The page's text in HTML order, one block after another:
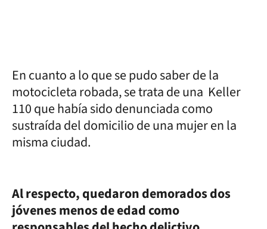
En cuanto a lo que se pudo saber de la
motocicleta robada, se trata de una Keller
110 que había sido denunciada como
sustraída del domicilio de una mujer en la
misma ciudad.
Al respecto, quedaron demorados dos
jóvenes menos de edad como